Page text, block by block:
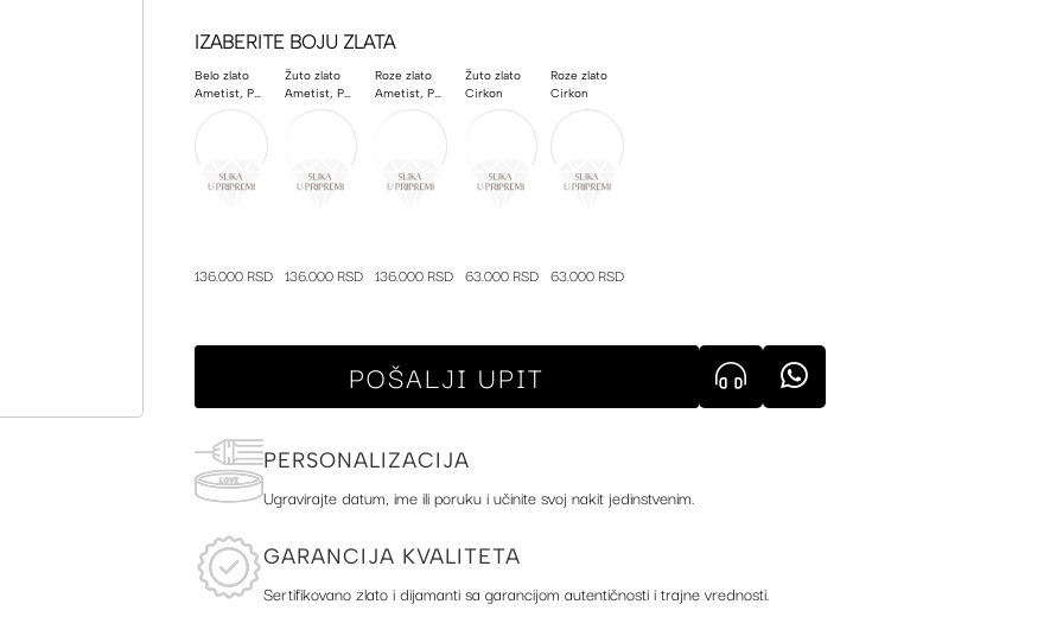
IZABERITE BOJU ZLATA
Belo zlato
Ametist, Poludragi kamen
136.000 RSD
Žuto zlato
Ametist, Poludragi kamen
136.000 RSD
Roze zlato
Ametist, Poludragi kamen
136.000 RSD
Žuto zlato
Cirkon
63.000 RSD
Roze zlato
Cirkon
63.000 RSD
POŠALJI UPIT
PERSONALIZACIJA
Ugravirajte datum, ime ili poruku i učinite svoj nakit jedinstvenim.
GARANCIJA KVALITETA
Sertifikovano zlato i dijamanti sa garancijom autentičnosti i trajne vrednosti.